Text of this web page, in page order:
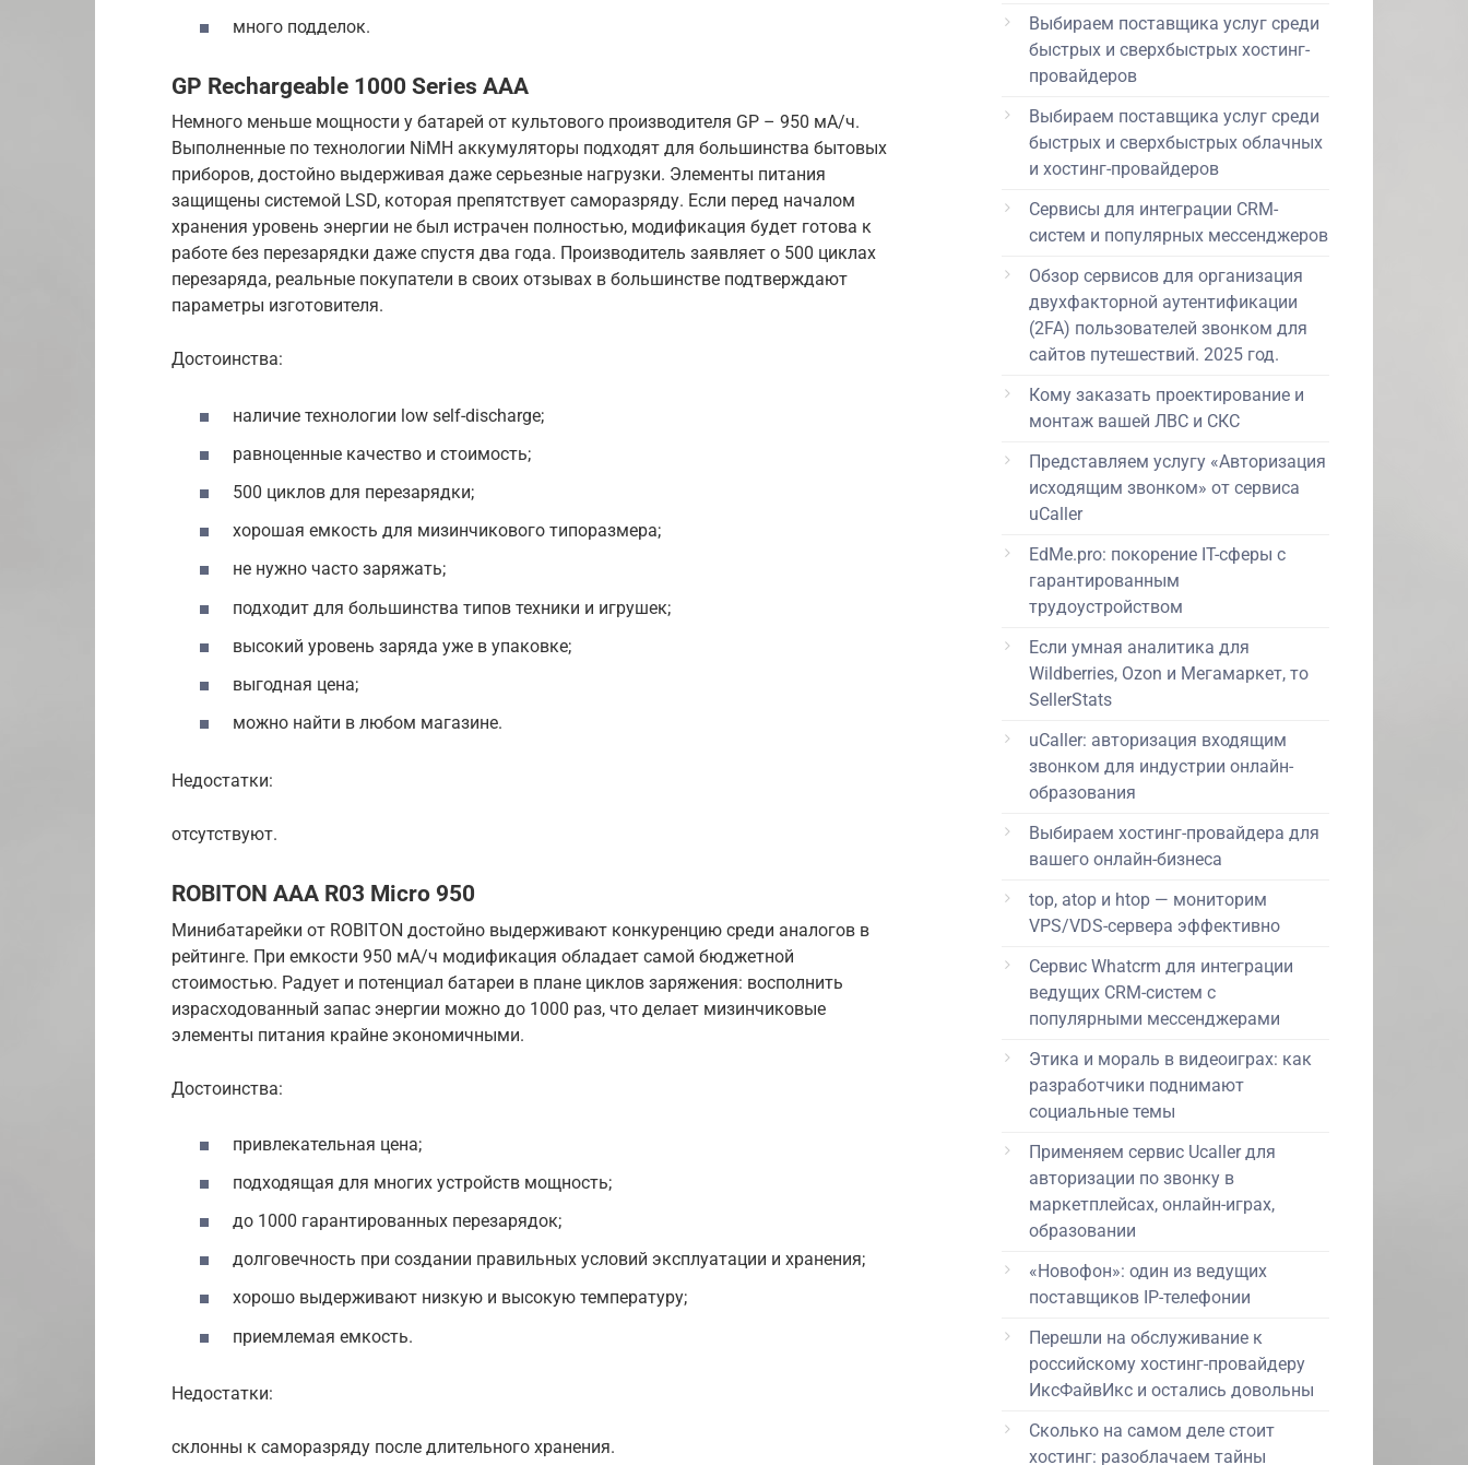
много подделок.
GP Rechargeable 1000 Series AAA
Немного меньше мощности у батарей от культового производителя GP – 950 мА/ч.
Выполненные по технологии NiMH аккумуляторы подходят для большинства бытовых
приборов, достойно выдерживая даже серьезные нагрузки. Элементы питания
защищены системой LSD, которая препятствует саморазряду. Если перед началом
хранения уровень энергии не был истрачен полностью, модификация будет готова к
работе без перезарядки даже спустя два года. Производитель заявляет о 500 циклах
перезаряда, реальные покупатели в своих отзывах в большинстве подтверждают
параметры изготовителя.
Достоинства:
наличие технологии low self-discharge;
равноценные качество и стоимость;
500 циклов для перезарядки;
хорошая емкость для мизинчикового типоразмера;
не нужно часто заряжать;
подходит для большинства типов техники и игрушек;
высокий уровень заряда уже в упаковке;
выгодная цена;
можно найти в любом магазине.
Недостатки:
отсутствуют.
ROBITON AAA R03 Micro 950
Минибатарейки от ROBITON достойно выдерживают конкуренцию среди аналогов в
рейтинге. При емкости 950 мА/ч модификация обладает самой бюджетной
стоимостью. Радует и потенциал батареи в плане циклов заряжения: восполнить
израсходованный запас энергии можно до 1000 раз, что делает мизинчиковые
элементы питания крайне экономичными.
Достоинства:
привлекательная цена;
подходящая для многих устройств мощность;
до 1000 гарантированных перезарядок;
долговечность при создании правильных условий эксплуатации и хранения;
хорошо выдерживают низкую и высокую температуру;
приемлемая емкость.
Недостатки:
склонны к саморазряду после длительного хранения.
Выбираем поставщика услуг среди
быстрых и сверхбыстрых хостинг-
провайдеров
Выбираем поставщика услуг среди
быстрых и сверхбыстрых облачных
и хостинг-провайдеров
Сервисы для интеграции CRM-
систем и популярных мессенджеров
Обзор сервисов для организация
двухфакторной аутентификации
(2FA) пользователей звонком для
сайтов путешествий. 2025 год.
Кому заказать проектирование и
монтаж вашей ЛВС и СКС
Представляем услугу «Авторизация
исходящим звонком» от сервиса
uCaller
EdMe.pro: покорение IT-сферы с
гарантированным
трудоустройством
Если умная аналитика для
Wildberries, Ozon и Мегамаркет, то
SellerStats
uCaller: авторизация входящим
звонком для индустрии онлайн-
образования
Выбираем хостинг-провайдера для
вашего онлайн-бизнеса
top, atop и htop — мониторим
VPS/VDS-сервера эффективно
Сервис Whatcrm для интеграции
ведущих CRM-систем с
популярными мессенджерами
Этика и мораль в видеоиграх: как
разработчики поднимают
социальные темы
Применяем сервис Ucaller для
авторизации по звонку в
маркетплейсах, онлайн-играх,
образовании
«Новофон»: один из ведущих
поставщиков IP-телефонии
Перешли на обслуживание к
российскому хостинг-провайдеру
ИксФайвИкс и остались довольны
Сколько на самом деле стоит
хостинг: разоблачаем тайны